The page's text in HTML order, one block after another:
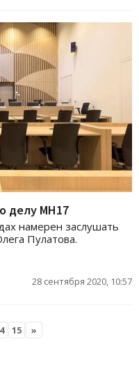
делу МН17
намерен заслушать
Пулатова.
28 сентября 2020, 10:57
15 »